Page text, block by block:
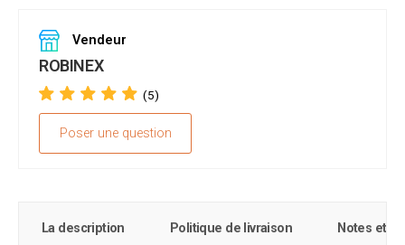
Vendeur
ROBINEX
(5)
Poser une question
La description Politique de livraison Notes et